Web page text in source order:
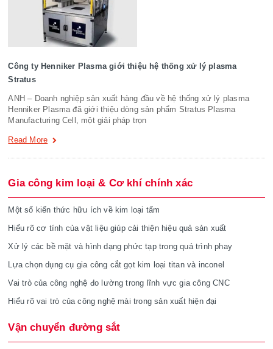
Công ty Henniker Plasma giới thiệu hệ thống xử lý plasma
Stratus
ANH – Doanh nghiệp sản xuất hàng đầu về hệ thống xử lý plasma
Henniker Plasma đã giới thiệu dòng sản phẩm Stratus Plasma
Manufacturing Cell, một giải pháp trọn
Read More
Gia công kim loại & Cơ khí chính xác
Một số kiến thức hữu ích về kim loại tấm
Hiểu rõ cơ tính của vật liệu giúp cải thiện hiệu quả sản xuất
Xử lý các bề mặt và hình dạng phức tạp trong quá trình phay
Lựa chọn dụng cụ gia công cắt gọt kim loại titan và inconel
Vai trò của công nghệ đo lường trong lĩnh vực gia công CNC
Hiểu rõ vai trò của công nghệ mài trong sản xuất hiện đại
Vận chuyển đường sắt